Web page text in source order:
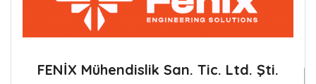
FENİX Mühendislik San. Tic. Ltd. Şti.